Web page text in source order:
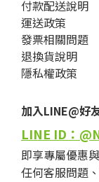
付款配送說明
運送政策
發票相關問題
退換貨說明
隱私權政策
加入LINE@好
LINE ID：
即享專屬優惠
任何客服問題